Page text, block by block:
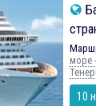
море
10